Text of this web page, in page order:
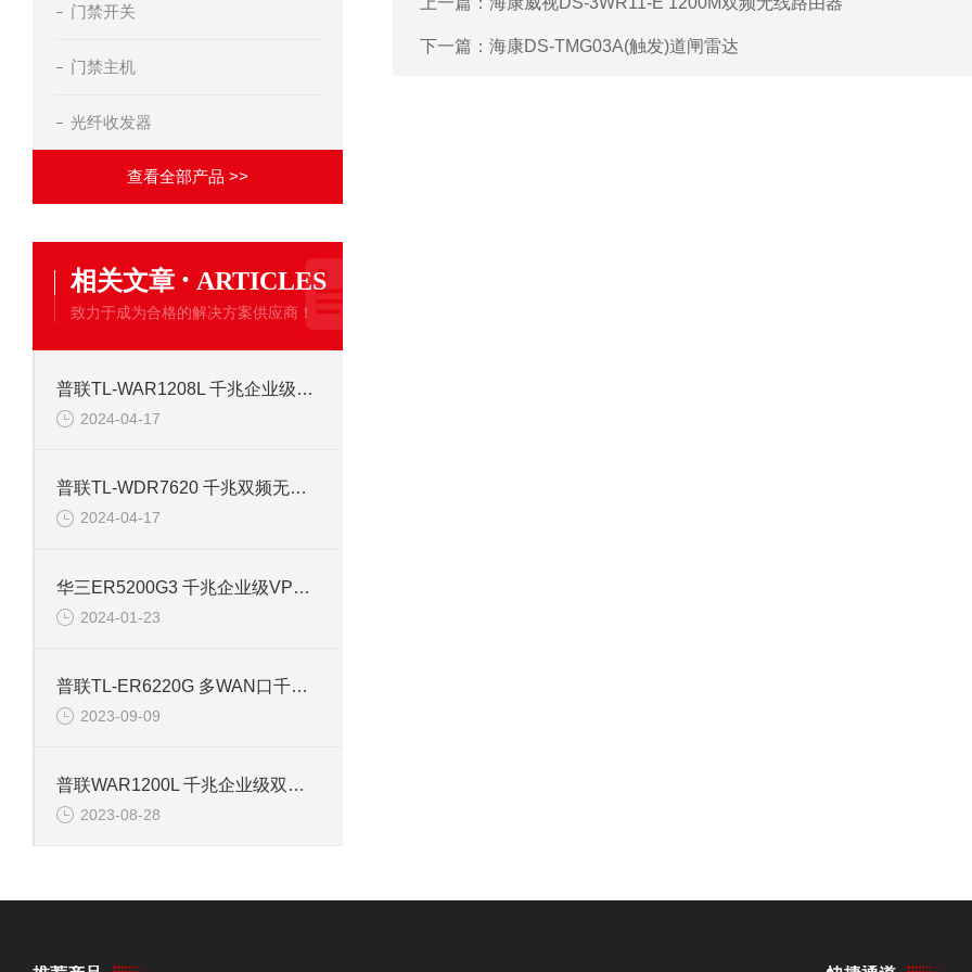
门禁开关
门禁主机
光纤收发器
查看全部产品 >>
相关文章 · ARTICLES
致力于成为合格的解决方案供应商！
普联TL-WAR1208L 千兆企业级双频无线路由器
2024-04-17
普联TL-WDR7620 千兆双频无线路由器
2024-04-17
华三ER5200G3 千兆企业级VPN路由器
2024-01-23
普联TL-ER6220G 多WAN口千兆企业VPN路由器
2023-09-09
普联WAR1200L 千兆企业级双频路由器
2023-08-28
下一篇： 海康DS-TMG03A(触发)道闸雷达